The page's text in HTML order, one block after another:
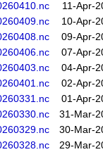
11-Apr-
10-Apr-
09-Apr-
07-Apr-
04-Apr-
02-Apr-
01-Apr-
31-Mar-
30-Mar-
29-Mar-